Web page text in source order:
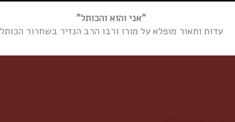
"אני והוא והכותל"
עדות ותאור מופלא על מורו ורבו הרב הנזיר בשחרור הכותל